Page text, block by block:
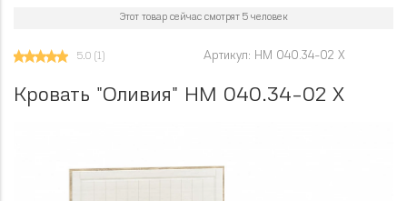
Артикул: НМ 040.34-02 Х
5.0 (1)
Этот товар сейчас смотрят 5 человек
Кровать "Оливия" НМ 040.34-02 Х